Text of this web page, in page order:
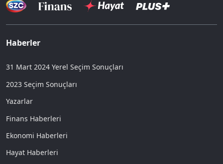
Haberler
31 Mart 2024 Yerel Seçim Sonuçları
2023 Seçim Sonuçları
Yazarlar
Finans Haberleri
Ekonomi Haberleri
Hayat Haberleri